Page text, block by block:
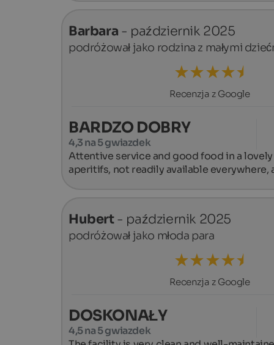
Barbara - październik 2025
podróżował jako rodzina z małymi
Recenzja z Google
BARDZO DOBRY
4,3 na 5 gwiazdek
Attentive service and good food in a
aperitifs, not readily available everywhere,
Hubert- październik 2025
podróżował jako młoda para
Recenzja z Google
DOSKONAŁY
4,5 na 5 gwiazdek